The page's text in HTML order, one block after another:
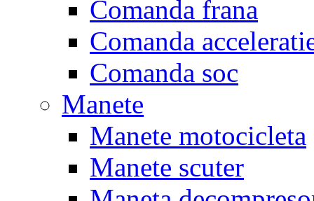
Comanda frana
Comanda
Comanda soc
Manete
Manete motocicleta
Manete scuter